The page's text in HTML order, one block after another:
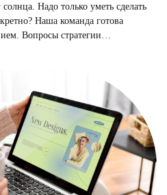
Надо только уметь сделать
Наша команда готова
Вопросы стратегии…